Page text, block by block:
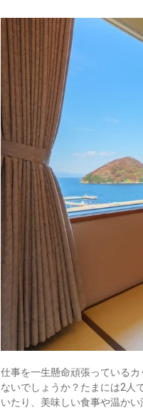
仕事を一生懸命頑張っている
ないでしょうか？たまには2人
いたり、美味しい食事や温か